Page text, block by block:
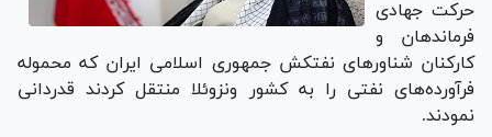
حرکت جهادی
فرماندهان و
کارکنان شناور‌های نفتکش جمهوری اسلامی ایران که محموله
فرآورده‌های نفتی را به کشور ونزوئلا منتقل کردند قدردانی
نمودند.